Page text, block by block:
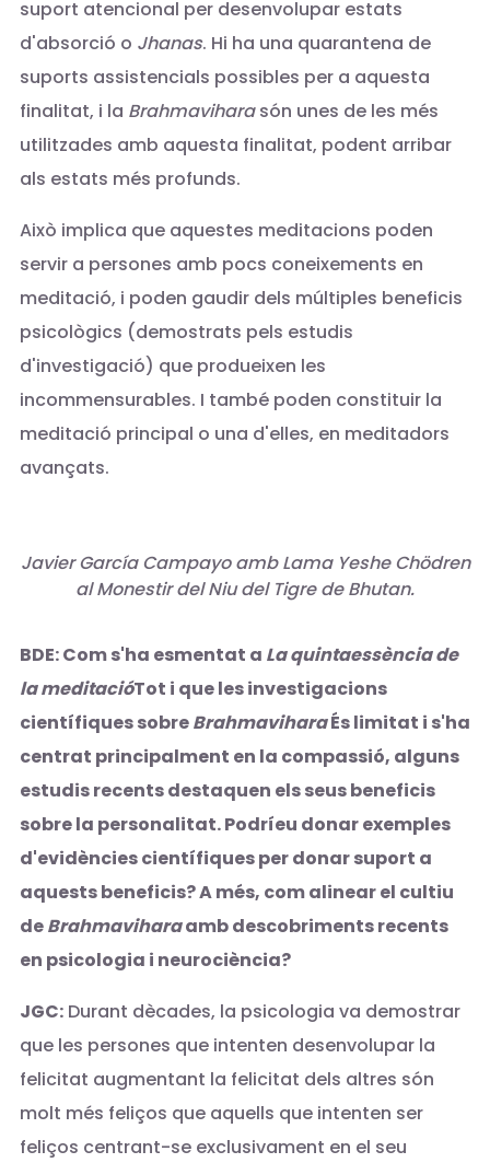
suport atencional per desenvolupar estats
d'absorció o Jhanas. Hi ha una quarantena de
suports assistencials possibles per a aquesta
finalitat, i la Brahmaviharasón unes de les més
utilitzades amb aquesta finalitat, podent arribar
als estats més profunds.
Això implica que aquestes meditacions poden
servir a persones amb pocs coneixements en
meditació, i poden gaudir dels múltiples beneficis
psicològics (demostrats pels estudis
d'investigació) que produeixen les
incommensurables. I també poden constituir la
meditació principal o una d'elles, en meditadors
avançats.
Javier García Campayo amb Lama Yeshe Chödren
al Monestir del Niu del Tigre de Bhutan.
BDE: Com s'ha esmentat a La quintaessència de
la meditacióTot i que les investigacions
científiques sobreBrahmaviharaÉs limitat i s'ha
centrat principalment en la compassió, alguns
estudis recents destaquen els seus beneficis
sobre la personalitat. Podríeu donar exemples
d'evidències científiques per donar suport a
aquests beneficis? A més, com alinear el cultiu
deBrahmaviharaamb descobriments recents
en psicologia i neurociència?
JGC:Durant dècades, la psicologia va demostrar
que les persones que intenten desenvolupar la
felicitat augmentant la felicitat dels altres són
molt més feliços que aquells que intenten ser
feliços centrant-se exclusivament en el seu